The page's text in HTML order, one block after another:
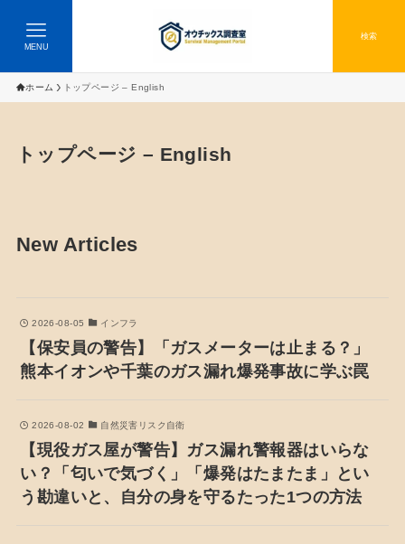
検索
MENU
ホーム トップページ – English
トップページ – English
New Articles
2026-08-05 インフラ
【保安員の警告】「ガスメーターは止まる？」
熊本イオンや千葉のガス漏れ爆発事故に学ぶ罠
2026-08-02 自然災害リスク自衛
【現役ガス屋が警告】ガス漏れ警報器はいらな
い？「匂いで気づく」「爆発はたまたま」とい
う勘違いと、自分の身を守るたった1つの方法